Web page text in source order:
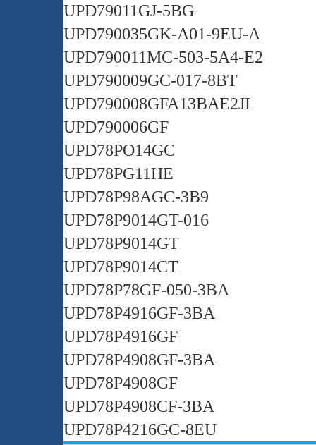
UPD79011GJ-5BG
UPD790035GK-A01-9EU-A
UPD790011MC-503-5A4-E2
UPD790009GC-017-8BT
UPD790008GFA13BAE2JI
UPD790006GF
UPD78PO14GC
UPD78PG11HE
UPD78P98AGC-3B9
UPD78P9014GT-016
UPD78P9014GT
UPD78P9014CT
UPD78P78GF-050-3BA
UPD78P4916GF-3BA
UPD78P4916GF
UPD78P4908GF-3BA
UPD78P4908GF
UPD78P4908CF-3BA
UPD78P4216GC-8EU